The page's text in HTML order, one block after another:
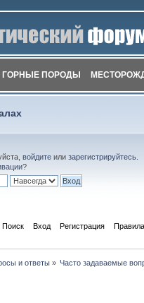
ПОРОДЫ
войдите илизарегистрируйтесь
?
Поиск Вход Регистрация Правила
и ответы» Часто задаваемые